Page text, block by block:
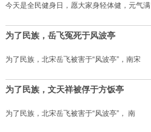
今天是全民健身日，愿大家身轻体健，元气满
为了民族，岳飞冤死于风波亭
为了民族，北宋岳飞被害于“风波亭”，南宋
为了民族，文天祥被俘于方饭亭
为了民族，北宋岳飞被害于“风波亭”， 南